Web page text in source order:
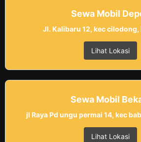
Sewa Mobil
Jl. Kalibaru 12, kec
Lihat Lokasi
Sewa Mobil
jl Raya Pd ungu permai 14, kec
Lihat Lokasi